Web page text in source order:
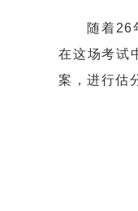
随着26年
在这场考试
案，进行估